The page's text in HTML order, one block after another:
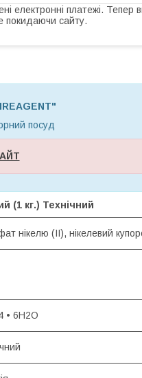
електронні платежі. Тепер
покидаючи сайту.
посуд
(1 кг.) Технічний
нікелю (II), нікелевий
• 6H2O